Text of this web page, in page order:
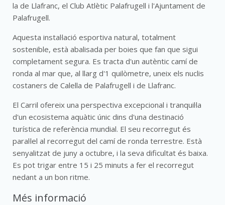
la de Llafranc, el Club Atlètic Palafrugell i l'Ajuntament de
Palafrugell.
Aquesta instal·lació esportiva natural, totalment
sostenible, està abalisada per boies que fan que sigui
completament segura. Es tracta d'un autèntic camí de
ronda al mar que, al llarg d'1 quilòmetre, uneix els nuclis
costaners de Calella de Palafrugell i de Llafranc.
El Carril ofereix una perspectiva excepcional i tranquil·la
d'un ecosistema aquàtic únic dins d'una destinació
turística de referència mundial. El seu recorregut és
paral·lel al recorregut del camí de ronda terrestre. Està
senyalitzat de juny a octubre, i la seva dificultat és baixa.
Es pot trigar entre 15 i 25 minuts a fer el recorregut
nedant a un bon ritme.
Més informació